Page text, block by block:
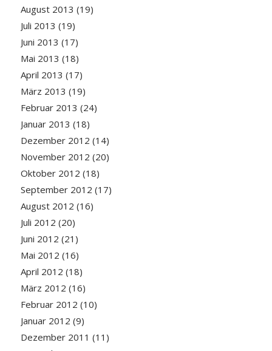
August 2013 (19)
Juli 2013 (19)
Juni 2013 (17)
Mai 2013 (18)
April 2013 (17)
März 2013 (19)
Februar 2013 (24)
Januar 2013 (18)
Dezember 2012 (14)
November 2012 (20)
Oktober 2012 (18)
September 2012 (17)
August 2012 (16)
Juli 2012 (20)
Juni 2012 (21)
Mai 2012 (16)
April 2012 (18)
März 2012 (16)
Februar 2012 (10)
Januar 2012 (9)
Dezember 2011 (11)